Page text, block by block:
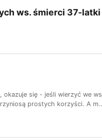
ws. śmierci 37-latki
okazuje się - jeśli wierzyć we
prostych korzyści. A